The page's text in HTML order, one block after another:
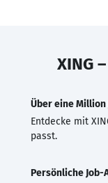
XING
Über eine Million
Entdecke mit
passt.
Persönliche Job-